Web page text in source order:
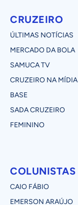
CRUZEIRO
ÚLTIMAS NOTÍCIAS
MERCADO DA BOLA
SAMUCA TV
CRUZEIRO NA MÍDIA
BASE
SADA CRUZEIRO
FEMININO
COLUNISTAS
CAIO FÁBIO
EMERSON ARAÚJO